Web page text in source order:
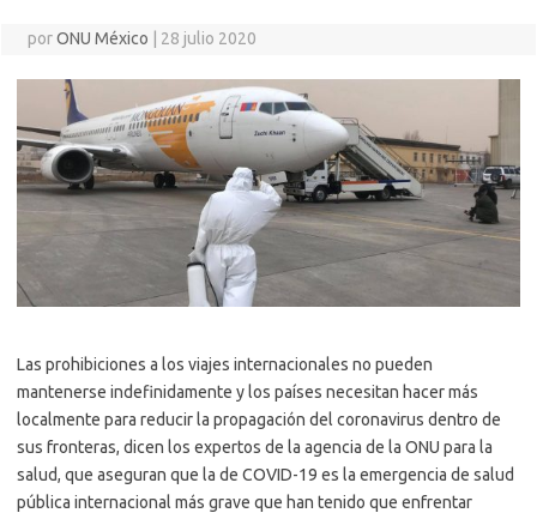
porONU México 28 julio 2020
Las prohibiciones a los viajes internacionales no pueden
mantenerse indefinidamente y los países necesitan hacer más
localmente para reducir la propagación del coronavirus dentro de
sus fronteras, dicen los expertos de la agencia de la ONU para la
salud, que aseguran que la de COVID-19 es la emergencia de salud
pública internacional más grave que han tenido que enfrentar